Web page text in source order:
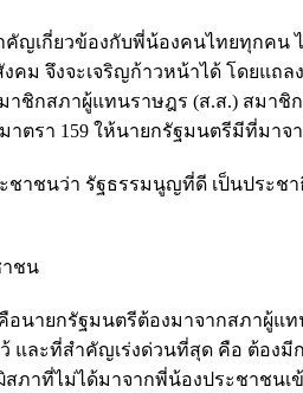
เกี่ยวข้องกับพี่น้องคนไทยทุกคน ไ
คม จึงจะเจริญก้าวหน้าได้ โดยแถ
าชิกสภาผู้แทนราษฎร (ส.ส.) สมา
าตรา 159 ให้นายกรัฐมนตรีมีที่มา
ชาชนว่า รัฐธรรมนูญที่ดี เป็นประช
าชน
นายกรัฐมนตรีต้องมาจากสภาผู้แ
ละที่สำคัญเร่งด่วนที่สุด คือ ต้องมี
าที่ไม่ได้มาจากพี่น้องประชาชนเข้